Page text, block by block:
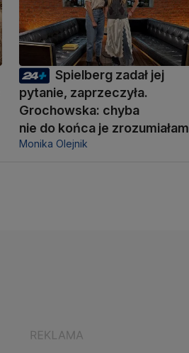
Spielberg zadał jej
pytanie, zaprzeczyła.
Grochowska: chyba
nie do końca je zrozumiałam
Monika Olejnik